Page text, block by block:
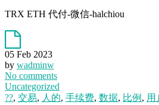
TRX ETH 代付-微信-halchiou
05 Feb 2023
by wadminw
No comments
Uncategorized
??, 交易, 人的, 手续费, 数据, 比例 , 用